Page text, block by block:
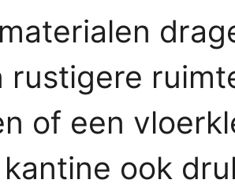
rustigere
of een
ook